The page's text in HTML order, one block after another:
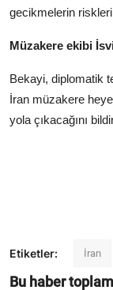
gecikmelerin riskleri
Müzakere ekibi
Bekayi, diplomatik
İran müzakere
yola çıkacağını
Etiketler: İran
Bu haber toplam